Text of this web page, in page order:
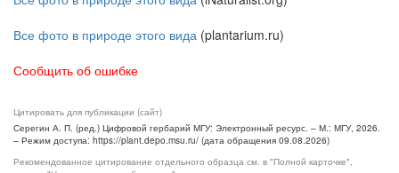
Все фото в природе этого вида (plantarium.ru)
Сообщить об ошибке
Цитировать для публикации (сайт)
Серегин А. П. (ред.) Цифровой гербарий МГУ: Электронный ресурс. – М.: МГУ, 2026.
– Режим доступа: https://plant.depo.msu.ru/ (дата обращения 09.08.2026)
Рекомендованное цитирование отдельного образца см. в "Полной карточке",